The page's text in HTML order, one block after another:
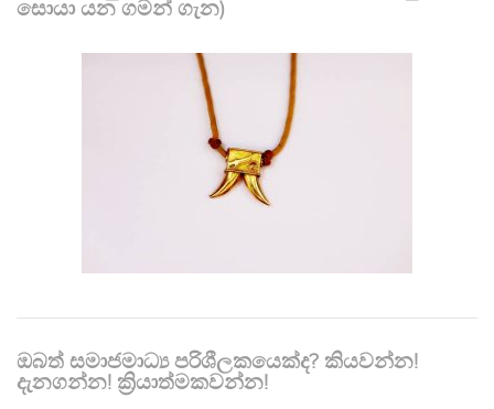
සොයා යන ගමන් ගැන)
ඔබත් සමාජමාධ්‍ය පරිශීලකයෙක්ද? කියවන්න!
දැනගන්න! ක්‍රියාත්මකවන්න!